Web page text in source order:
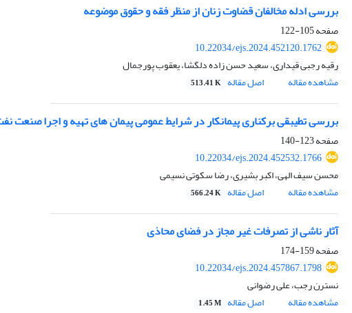
بررسی ادله مخالفان قضاوت زنان از منظر فقه و حقوق موضوعه
صفحه105-122
10.22034/ejs.2024.452120.1762
رقیه رجبی قیداری، سعید حسن زاده دلگشا، یعقوب پورجمال
مشاهده مقاله
اصل مقاله 513.41 K
بررسی تطیبقی برکناری پیمانکار در شرایط عمومی پیمان های تهیه و اجرا صنعت
صفحه123-140
10.22034/ejs.2024.452532.1766
محسن سیف الهی، اکبر بشیری، رضا سکوتی نسیمی
مشاهده مقاله
اصل مقاله 566.24 K
آثار ناشی از تصرفات غیر مجاز در فضای محاذی
صفحه159-174
10.22034/ejs.2024.457867.1798
نسترن رجب، علی رضوانی
مشاهده مقاله
اصل مقاله 1.45 M